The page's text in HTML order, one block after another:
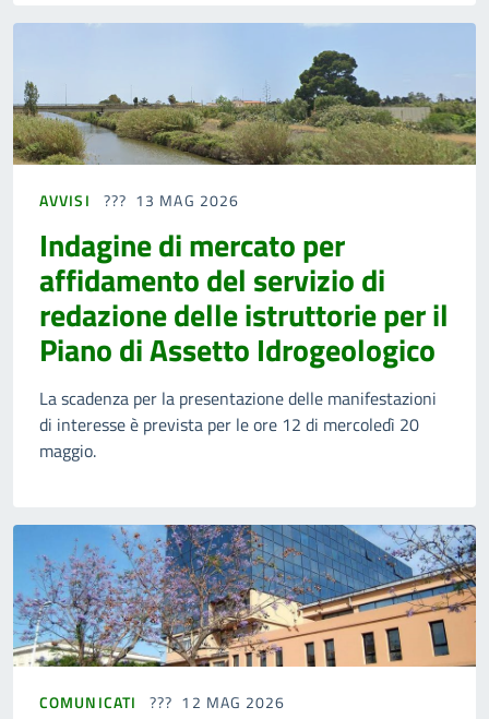
AVVISI 13 MAG 2026
Indagine di mercato per
affidamento del servizio di
redazione delle istruttorie per il
Piano di Assetto Idrogeologico
La scadenza per la presentazione delle manifestazioni
di interesse è prevista per le ore 12 di mercoledì 20
maggio.
COMUNICATI 12 MAG 2026